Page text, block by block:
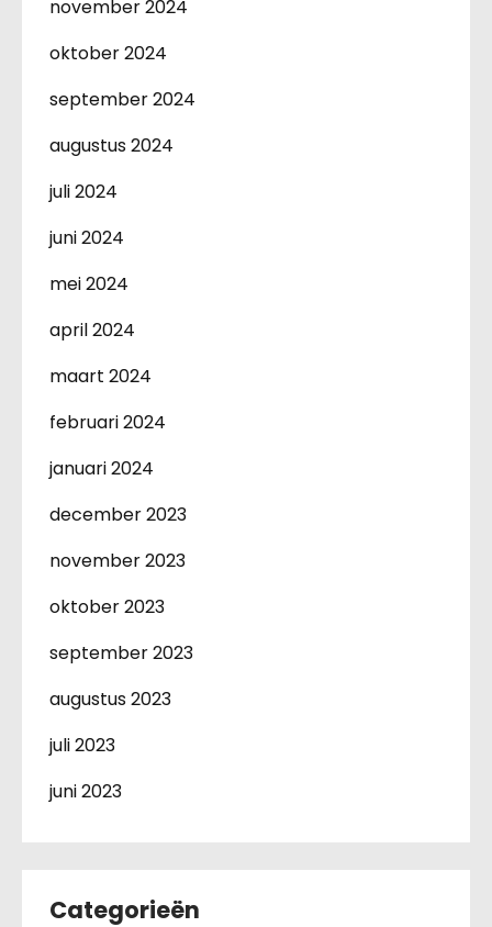
november 2024
oktober 2024
september 2024
augustus 2024
juli 2024
juni 2024
mei 2024
april 2024
maart 2024
februari 2024
januari 2024
december 2023
november 2023
oktober 2023
september 2023
augustus 2023
juli 2023
juni 2023
Categorieën